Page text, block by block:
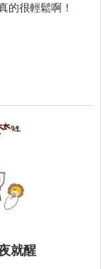
的很輕鬆啊！
就醒